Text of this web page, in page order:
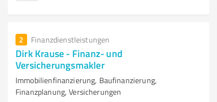
2 Finanzdienstleistungen
Dirk Krause - Finanz- und
Versicherungsmakler
Immobilienfinanzierung, Baufinanzierung,
Finanzplanung, Versicherungen